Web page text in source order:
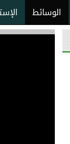
الوسائط